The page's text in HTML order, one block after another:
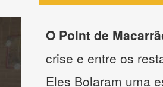
O Point de
crise e entre os
Eles Bolaram uma